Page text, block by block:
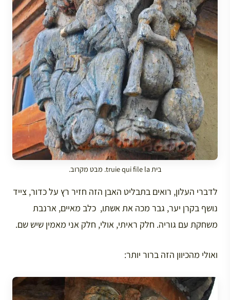
בית truie qui file la. מבט מקרוב.
לדברי העלון, רואים בתבליט האבן הזה חזיר רץ על כדור, צייד
נושף בקרן יער, גבר מכה את אשתו, כלב מאיים, ארנבת
משחקת עם גוריה. חלק ראיתי, אולי, חלק אני מאמין שיש שם.
ואולי מהכיוון הזה ברור יותר: